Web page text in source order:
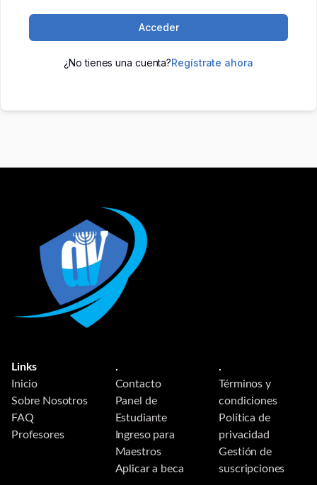
Acceder
¿No tienes una cuenta?Regístrate ahora
Links
Inicio
Sobre Nosotros
FAQ
Profesores
.
Contacto
Panel de
Estudiante
Ingreso para
Maestros
Aplicar a beca
.
Términos y
condiciones
Política de
privacidad
Gestión de
suscripciones